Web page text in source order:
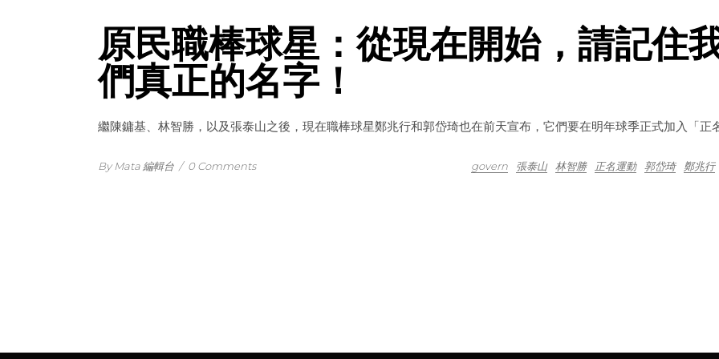
原民職棒球星：從現在開始，請記住
們真正的名字！
繼陳鏞基、林智勝，以及張泰山之後，現在職棒球星鄭兆行和郭岱琦也在前天宣布，它們要在明年球季正式加入「正
By Mata 編輯台 / 0 Comments govern 張泰山 林智勝 正名運動 郭岱琦 鄭兆行